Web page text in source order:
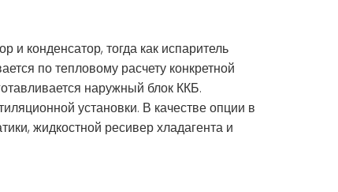
и конденсатор, тогда как испаритель
по тепловому расчету конкретной
наружный блок ККБ.
установки. В качестве опции в
жидкостной ресивер хладагента и